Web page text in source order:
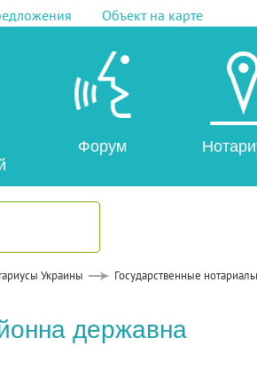
Объект на карте
Форум
Украины Государственные
державна